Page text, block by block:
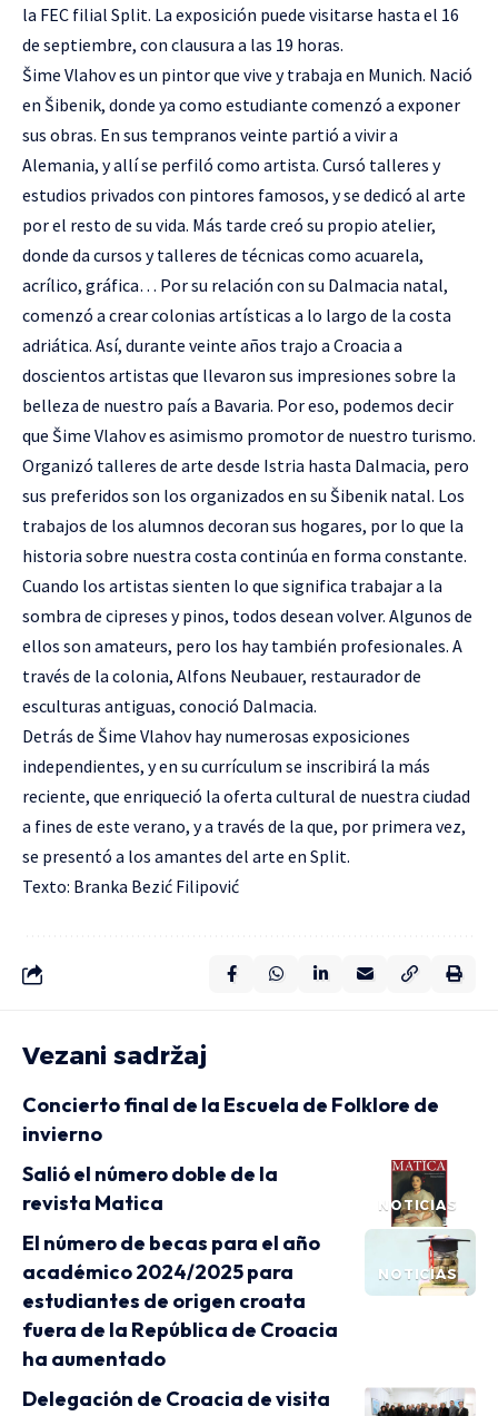
la FEC filial Split. La exposición puede visitarse hasta el 16
de septiembre, con clausura a las 19 horas.
Šime Vlahov es un pintor que vive y trabaja en Munich. Nació
en Šibenik, donde ya como estudiante comenzó a exponer
sus obras. En sus tempranos veinte partió a vivir a
Alemania, y allí se perfiló como artista. Cursó talleres y
estudios privados con pintores famosos, y se dedicó al arte
por el resto de su vida. Más tarde creó su propio atelier,
donde da cursos y talleres de técnicas como acuarela,
acrílico, gráfica… Por su relación con su Dalmacia natal,
comenzó a crear colonias artísticas a lo largo de la costa
adriática. Así, durante veinte años trajo a Croacia a
doscientos artistas que llevaron sus impresiones sobre la
belleza de nuestro país a Bavaria. Por eso, podemos decir
que Šime Vlahov es asimismo promotor de nuestro turismo.
Organizó talleres de arte desde Istria hasta Dalmacia, pero
sus preferidos son los organizados en su Šibenik natal. Los
trabajos de los alumnos decoran sus hogares, por lo que la
historia sobre nuestra costa continúa en forma constante.
Cuando los artistas sienten lo que significa trabajar a la
sombra de cipreses y pinos, todos desean volver. Algunos de
ellos son amateurs, pero los hay también profesionales. A
través de la colonia, Alfons Neubauer, restaurador de
esculturas antiguas, conoció Dalmacia.
Detrás de Šime Vlahov hay numerosas exposiciones
independientes, y en su currículum se inscribirá la más
reciente, que enriqueció la oferta cultural de nuestra ciudad
a fines de este verano, y a través de la que, por primera vez,
se presentó a los amantes del arte en Split.
Texto: Branka Bezić Filipović
Vezani sadržaj
Concierto final de la Escuela de Folklore de
invierno
NOTICIAS
Salió el número doble de la
revista Matica
NOTICIAS
El número de becas para el año
académico 2024/2025 para
estudiantes de origen croata
fuera de la República de Croacia
ha aumentado
Delegación de Croacia de visita